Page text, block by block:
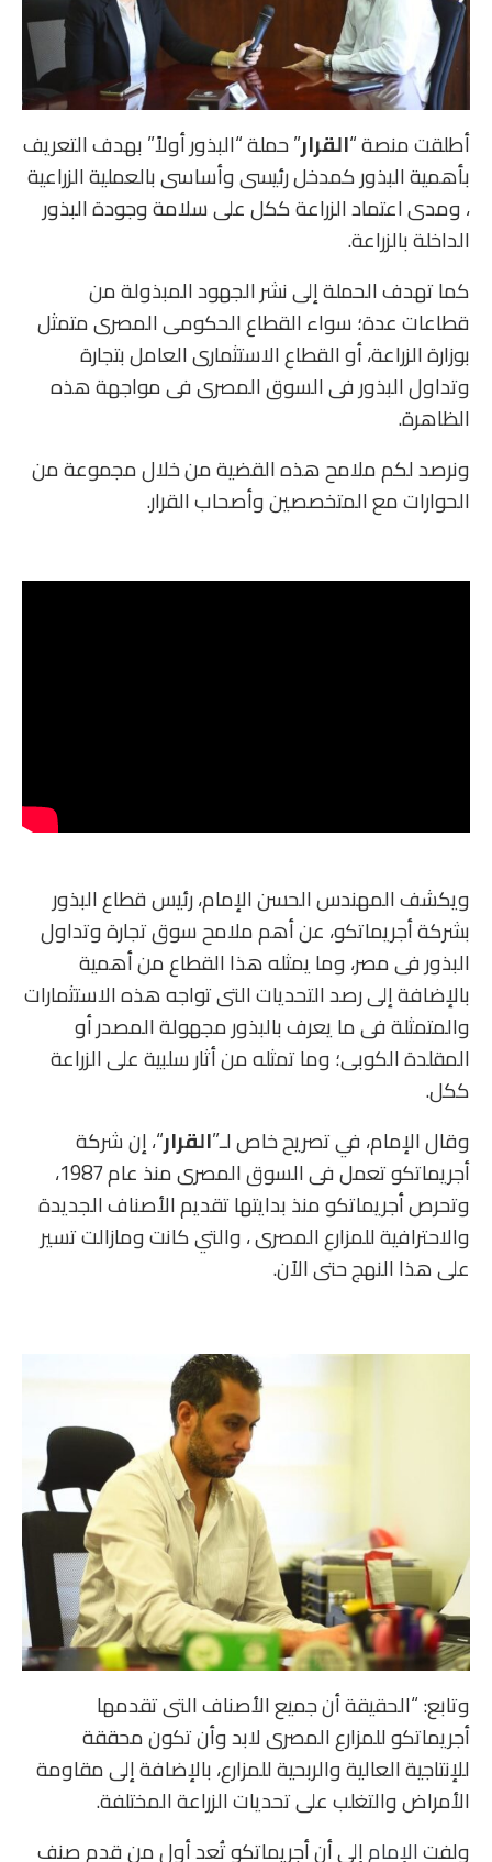
أطلقت منصة “القرار” حملة “البذور أولاً” بهدف التعريف
بأهمية البذور كمدخل رئيسى وأساسى بالعملية الزراعية
، ومدى اعتماد الزراعة ككل على سلامة وجودة البذور
الداخلة بالزراعة.
كما تهدف الحملة إلى نشر الجهود المبذولة من
قطاعات عدة؛ سواء القطاع الحكومى المصرى متمثل
بوزارة الزراعة، أو القطاع الاستثمارى العامل بتجارة
وتداول البذور فى السوق المصرى فى مواجهة هذه
الظاهرة.
ونرصد لكم ملامح هذه القضية من خلال مجموعة من
الحوارات مع المتخصصين وأصحاب القرار.
ويكشف المهندس الحسن الإمام، رئيس قطاع البذور
بشركة أجريماتكو، عن أهم ملامح سوق تجارة وتداول
البذور فى مصر، وما يمثله هذا القطاع من أهمية
بالإضافة إلى رصد التحديات التى تواجه هذه الاستثمارات
والمتمثلة فى ما يعرف بالبذور مجهولة المصدر أو
المقلدة الكوبى؛ وما تمثله من أثار سلبية على الزراعة
ككل.
وقال الإمام، في تصريح خاص لـ”القرار“، إن شركة
أجريماتكو تعمل فى السوق المصرى منذ عام 1987،
وتحرص أجريماتكو منذ بدايتها تقديم الأصناف الجديدة
والاحترافية للمزارع المصرى ، والتي كانت ومازالت تسير
على هذا النهج حتى الآن.
وتابع: “الحقيقة أن جميع الأصناف التى تقدمها
أجريماتكو للمزارع المصرى لابد وأن تكون محققة
للإنتاجية العالية والربحية للمزارع، بالإضافة إلى مقاومة
الأمراض والتغلب على تحديات الزراعة المختلفة.
ولفتالإمامإلى أن أجريماتكو تُعد أول من قدم صنف